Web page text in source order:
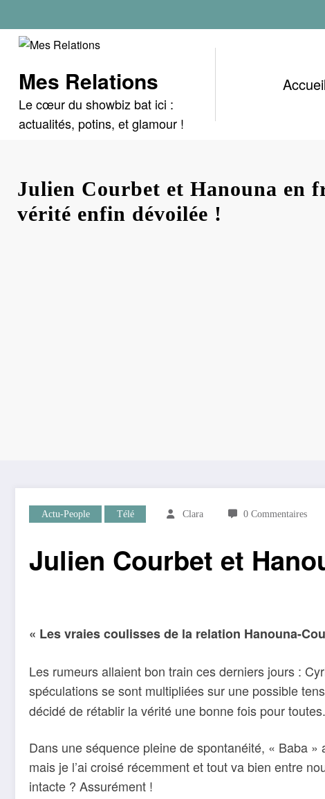
au
contenu
Mes Relations
Le cœur du showbiz bat ici :
actualités, potins, et glamour !
Accueil
Julien Courbet et Hanouna en
vérité enfin dévoilée !
Actu-People Télé Clara 0 Commentaires
Julien Courbet et
« Les vraies coulisses de la relation Hanouna-
Les rumeurs allaient bon train ces derniers jours :
spéculations se sont multipliées sur une possible
décidé de rétablir la vérité une bonne fois pour toutes.
Dans une séquence pleine de spontanéité, « Baba
mais je l’ai croisé récemment et tout va bien entre
intacte ? Assurément !